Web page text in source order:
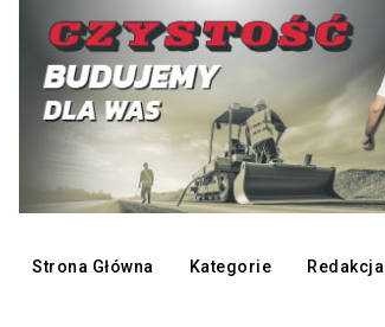
Strona Główna Kategorie Redakcja